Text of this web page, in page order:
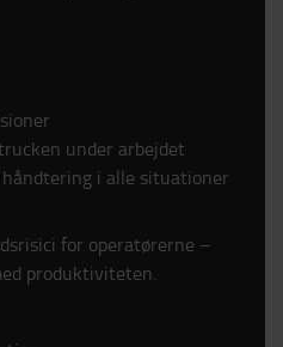
under arbejdet
i alle situationer
for operatørerne –
produktiviteten.